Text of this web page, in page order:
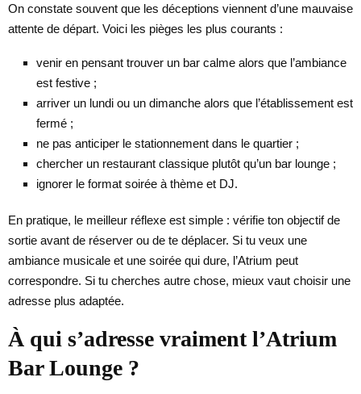
On constate souvent que les déceptions viennent d’une mauvaise
attente de départ. Voici les pièges les plus courants :
venir en pensant trouver un bar calme alors que l’ambiance
est festive ;
arriver un lundi ou un dimanche alors que l’établissement est
fermé ;
ne pas anticiper le stationnement dans le quartier ;
chercher un restaurant classique plutôt qu’un bar lounge ;
ignorer le format soirée à thème et DJ.
En pratique, le meilleur réflexe est simple : vérifie ton objectif de
sortie avant de réserver ou de te déplacer. Si tu veux une
ambiance musicale et une soirée qui dure, l’Atrium peut
correspondre. Si tu cherches autre chose, mieux vaut choisir une
adresse plus adaptée.
À qui s’adresse vraiment l’Atrium
Bar Lounge ?